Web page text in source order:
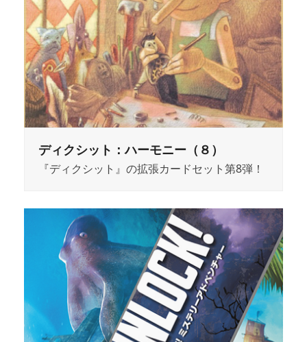
ディクシット：ハーモニー（８）
『ディクシット』の拡張カードセット第8弾！